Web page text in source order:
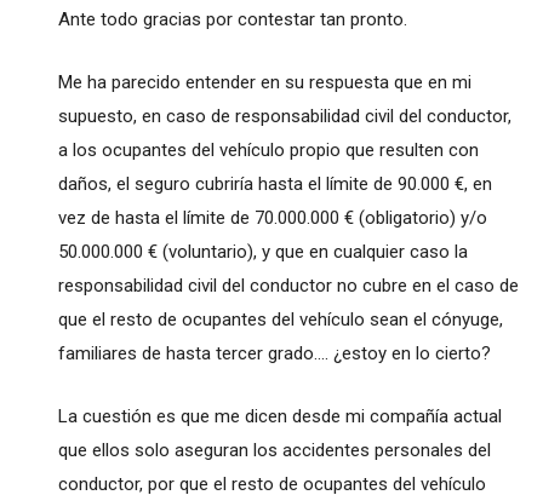
Ante todo gracias por contestar tan pronto.
Me ha parecido entender en su respuesta que en mi
supuesto, en caso de responsabilidad civil del conductor,
a los ocupantes del vehículo propio que resulten con
daños, el seguro cubriría hasta el límite de 90.000 €, en
vez de hasta el límite de 70.000.000 € (obligatorio) y/o
50.000.000 € (voluntario), y que en cualquier caso la
responsabilidad civil del conductor no cubre en el caso de
que el resto de ocupantes del vehículo sean el cónyuge,
familiares de hasta tercer grado.... ¿estoy en lo cierto?
La cuestión es que me dicen desde mi compañía actual
que ellos solo aseguran los accidentes personales del
conductor, por que el resto de ocupantes del vehículo